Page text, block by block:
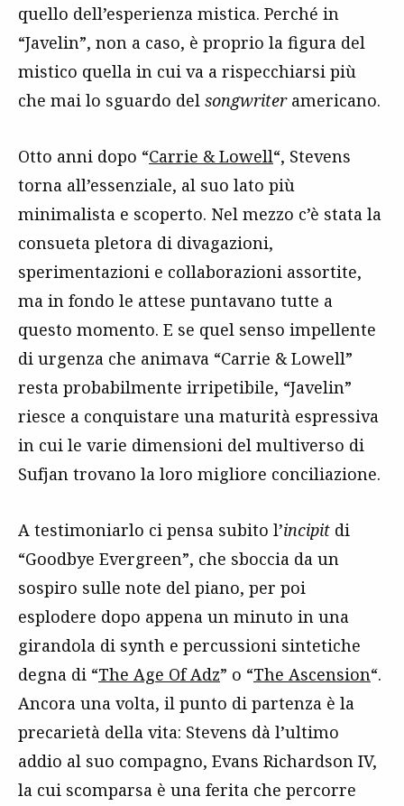
quello dell’esperienza mistica. Perché in
“Javelin”, non a caso, è proprio la figura del
mistico quella in cui va a rispecchiarsi più
che mai lo sguardo del songwriteramericano.
Otto anni dopo “Carrie & Lowell“, Stevens
torna all’essenziale, al suo lato più
minimalista e scoperto. Nel mezzo c’è stata la
consueta pletora di divagazioni,
sperimentazioni e collaborazioni assortite,
ma in fondo le attese puntavano tutte a
questo momento. E se quel senso impellente
di urgenza che animava “Carrie & Lowell”
resta probabilmente irripetibile, “Javelin”
riesce a conquistare una maturità espressiva
in cui le varie dimensioni del multiverso di
Sufjan trovano la loro migliore conciliazione.
A testimoniarlo ci pensa subito l’incipit di
“Goodbye Evergreen”, che sboccia da un
sospiro sulle note del piano, per poi
esplodere dopo appena un minuto in una
girandola di synth e percussioni sintetiche
degna di “The Age Of Adz” o “The Ascension“.
Ancora una volta, il punto di partenza è la
precarietà della vita: Stevens dà l’ultimo
addio al suo compagno, Evans Richardson IV,
la cui scomparsa è una ferita che percorre